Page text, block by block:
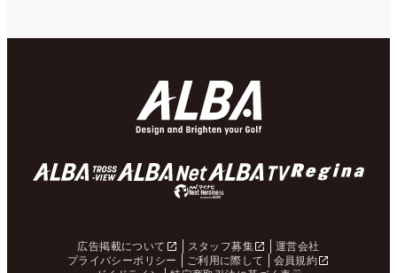
広告掲載について スタッフ募集
運営会社
プライバシーポリシー
ご利用に際して
会員規約